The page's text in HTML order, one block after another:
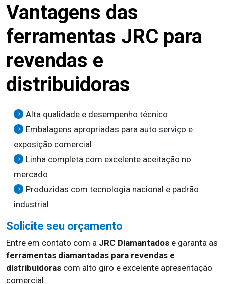
Vantagens das
ferramentas JRC para
revendas e
distribuidoras
Alta qualidade e desempenho técnico
Embalagens apropriadas para auto serviço e
exposição comercial
Linha completa com excelente aceitação no
mercado
Produzidas com tecnologia nacional e padrão
industrial
Solicite seu orçamento
Entre em contato com a JRC Diamantados e garanta as
ferramentas diamantadas para revendas e
distribuidoras com alto giro e excelente apresentação
comercial.